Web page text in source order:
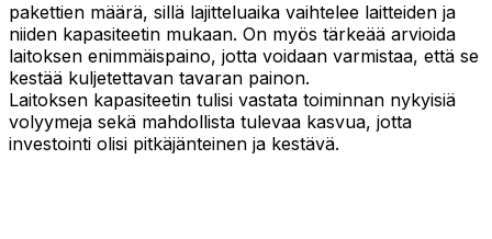
pakettien määrä, sillä lajitteluaika vaihtelee laitteiden ja
niiden kapasiteetin mukaan. On myös tärkeää arvioida
laitoksen enimmäispaino, jotta voidaan varmistaa, että se
kestää kuljetettavan tavaran painon.
Laitoksen kapasiteetin tulisi vastata toiminnan nykyisiä
volyymeja sekä mahdollista tulevaa kasvua, jotta
investointi olisi pitkäjänteinen ja kestävä.